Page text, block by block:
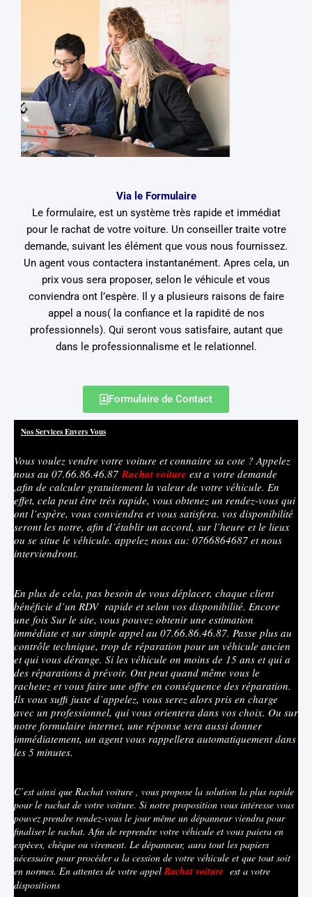
Via le Formulaire
Le formulaire, est un système très rapide et immédiat
pour le rachat de votre voiture. Un conseiller traite votre
demande, suivant les élément que vous nous fournissez.
Un agent vous contactera instantanément. Apres cela, un
prix vous sera proposer, selon le véhicule et vous
conviendra ont l’espère. Il y a plusieurs raisons de faire
appel a nous( la confiance et la rapidité de nos
professionnels). Qui seront vous satisfaire, autant que
dans le professionnalisme et le relationnel.
Formulaire de Contact
Nos Services Envers Vous
Vous voulez vendre votre voiture et connaitre sa cote ? Appelez
nous au 07.66.86.46.87Rachatvoiture est a votre demande
,afin de calculer gratuitement la valeur de votre véhicule. En
effet, cela peut être très rapide, vous obtenez un rendez-vous qui
ont l’espère, vous conviendra et vous satisfera. vos disponibilité
seront les notre, afin d’établir un accord, sur l’heure et le lieux
ou se situe le véhicule. appelez nous au: 0766864687 et nous
interviendront.
En plus de cela, pas besoin de vous déplacer, chaque client
bénéficie d’un RDV rapide et selon vos disponibilité. Encore
une fois Sur le site, vous pouvez obtenir une estimation
immédiate et sur simple appel au 07.66.86.46.87. Passe plus au
contrôle technique, trop de réparation pour un véhicule ancien
et qui vous dérange. Si les véhicule on moins de 15 ans et qui a
des réparations à prévoir. Ont peut quand même vous le
rachetez et vous faire une offre en conséquence des réparation.
Ils vous suffi juste d’appelez, vous serez alors pris en charge
avec un professionnel, qui vous orientera dans vos choix. Ou sur
notre formulaire internet, une réponse sera aussi donner
immédiatement, un agent vous rappellera automatiquement dans
les 5 minutes.
C’est ainsi que Rachat voiture , vous propose la solution la plus rapide
pour le rachat de votre voiture. Si notre proposition vous intéresse vous
pouvez prendre rendez-vous le jour même un dépanneur viendra pour
finaliser le rachat. Afin de reprendre votre véhicule et vous paiera en
espèces, chèque ou virement. Le dépanneur, aura tout les papiers
nécessaire pour procéder a la cession de votre véhicule et que tout soit
en normes. En attentes de votre appelRachat voiture est a votre
dispositions